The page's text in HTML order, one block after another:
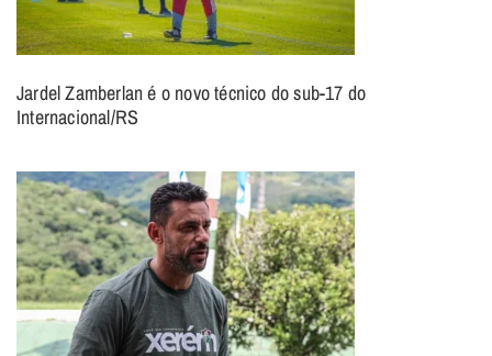
Jardel Zamberlan é o novo técnico do sub-17 do
Internacional/RS